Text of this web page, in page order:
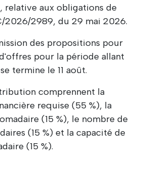
relative aux obligations de
2026/2989, du 29 mai 2026.
des propositions pour
pour la période allant
termine le 11 août.
comprennent la
requise (55 %), la
(15 %), le nombre de
(15 %) et la capacité de
(15 %).